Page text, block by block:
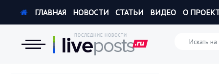
ГЛАВНАЯ НОВОСТИ СТАТЬИ ВИДЕО О